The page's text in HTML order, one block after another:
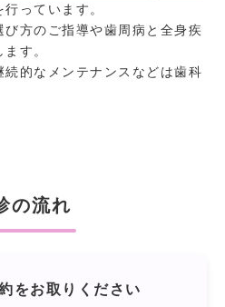
行っています。
方のご指導や歯周病と全身疾
す。
的なメンテナンスなどは歯科
の流れ
をお取りください